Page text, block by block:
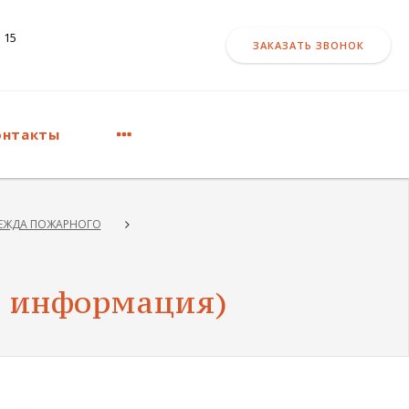
ЗАКАЗАТЬ ЗВОНОК
ПОЖАРНОГО